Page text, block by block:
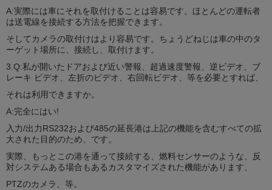
A:実際には車にそれを取付けることは容易です。ほとんどの運転者
は送電線を接続する方法を把握できます。
そしてカメラの取付けはより容易です。ちょうどねじは車の中のタ
ーゲット場所に、接続し、取付けます。
3.Q:私が開いたドアおよび近い警報、超過速度警報、逆ビデオ、ブ
レーキ ビデオ、左折のビデオ、右回転ビデオ、等を必要とすれば、
それは利用できますか。
A:完全にはい!
入力/出力RS232および485の延長港は上記の機能を含むすべての拡
大された目的のため、です。
実際、もっとこの港を通って接続する、燃料センサーのような、反
対システムある場合もあるカスタマイズされた機能があります、
PTZのカメラ、等。